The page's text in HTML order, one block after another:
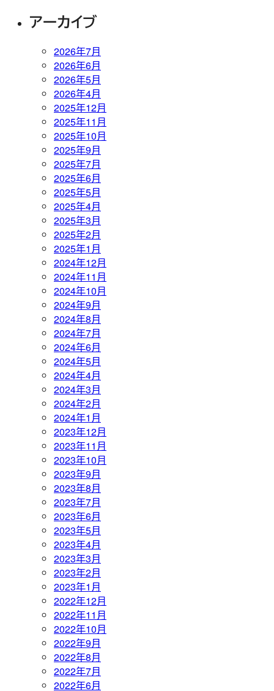
アーカイブ
2026年7月
2026年6月
2026年5月
2026年4月
2025年12月
2025年11月
2025年10月
2025年9月
2025年7月
2025年6月
2025年5月
2025年4月
2025年3月
2025年2月
2025年1月
2024年12月
2024年11月
2024年10月
2024年9月
2024年8月
2024年7月
2024年6月
2024年5月
2024年4月
2024年3月
2024年2月
2024年1月
2023年12月
2023年11月
2023年10月
2023年9月
2023年8月
2023年7月
2023年6月
2023年5月
2023年4月
2023年3月
2023年2月
2023年1月
2022年12月
2022年11月
2022年10月
2022年9月
2022年8月
2022年7月
2022年6月